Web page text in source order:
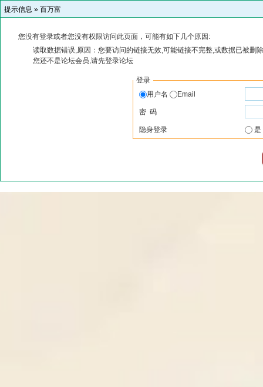
提示信息 » 百万富
您没有登录或者您没有权限访问此页面，可能有如下几个原因:
读取数据错误,原因：您要访问的链接无效,可能链接不完整,或数据已被删
您还不是论坛会员,请先登录论坛
登录
用户名
Email
密 码
隐身登录